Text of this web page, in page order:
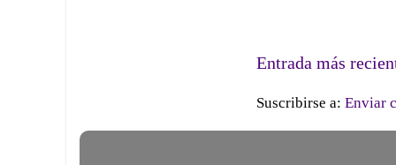
Entrada más
Suscribirse a: Enviar